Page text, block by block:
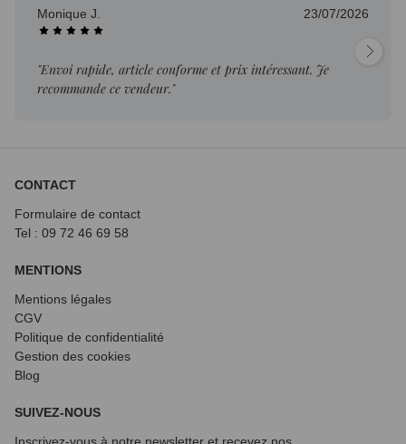
Monique J. 23/07/2026
"Envoi rapide, article conforme et prix intéressant. Je
recommande ce vendeur."
CONTACT
Formulaire de contact
Tel : 09 72 46 69 58
MENTIONS
Mentions légales
CGV
Politique de confidentialité
Gestion des cookies
Blog
SUIVEZ-NOUS